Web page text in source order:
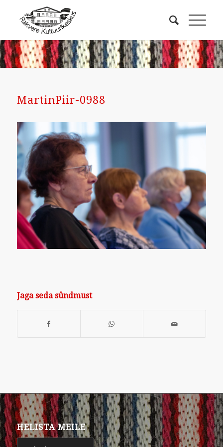
MartinPiir-0988
Jaga seda sündmust
HELISTA MEILE